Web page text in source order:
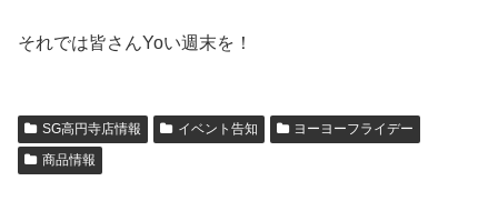
それでは皆さんYoい週末を！
SG高円寺店情報 イベント告知
ヨーヨーフライデー
商品情報